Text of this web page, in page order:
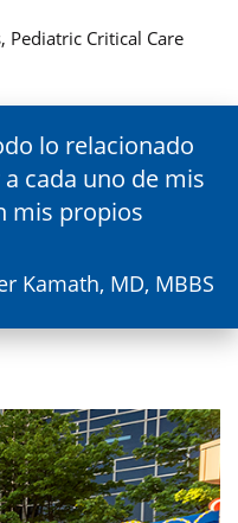
Pediatric Critical Care
lo relacionado
cada uno de mis
mis propios
Kamath, MD, MBBS